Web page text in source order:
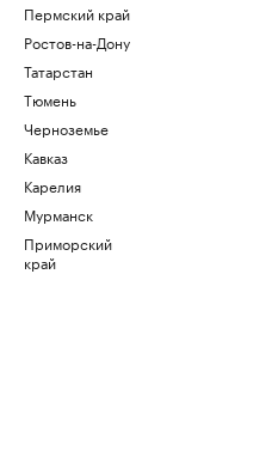
Пермский край
Ростов-на-Дону
Татарстан
Тюмень
Черноземье
Кавказ
Карелия
Мурманск
Приморский
край